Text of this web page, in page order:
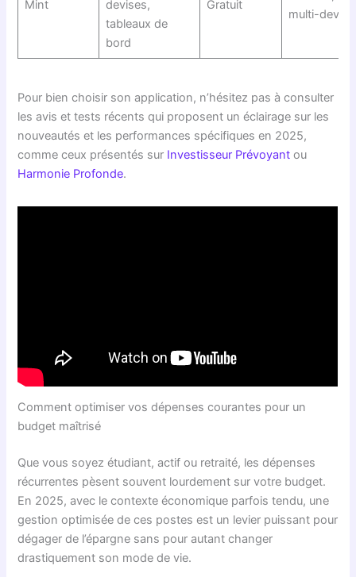
Mint
devises,
tableaux de
bord
Gratuit
multi-
Pour bien choisir son application, n’hésitez pas à consulter
les avis et tests récents qui proposent un éclairage sur les
nouveautés et les performances spécifiques en 2025,
comme ceux présentés sur Investisseur Prévoyant ou
Harmonie Profonde.
Comment optimiser vos dépenses courantes pour un
budget maîtrisé
Que vous soyez étudiant, actif ou retraité, les dépenses
récurrentes pèsent souvent lourdement sur votre budget.
En 2025, avec le contexte économique parfois tendu, une
gestion optimisée de ces postes est un levier puissant pour
dégager de l’épargne sans pour autant changer
drastiquement son mode de vie.